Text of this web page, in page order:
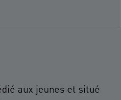
aux jeunes et situé